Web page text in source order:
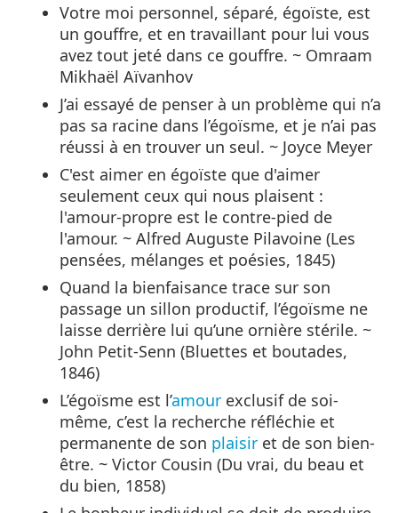
Votre moi personnel, séparé, égoïste, est
un gouffre, et en travaillant pour lui vous
avez tout jeté dans ce gouffre. ~ Omraam
Mikhaël Aïvanhov
J’ai essayé de penser à un problème qui n’a
pas sa racine dans l’égoïsme, et je n’ai pas
réussi à en trouver un seul. ~ Joyce Meyer
C'est aimer en égoïste que d'aimer
seulement ceux qui nous plaisent :
l'amour-propre est le contre-pied de
l'amour. ~ Alfred Auguste Pilavoine (Les
pensées, mélanges et poésies, 1845)
Quand la bienfaisance trace sur son
passage un sillon productif, l’égoïsme ne
laisse derrière lui qu’une ornière stérile. ~
John Petit-Senn (Bluettes et boutades,
1846)
L’égoïsme est l’amour exclusif de soi-
même, c’est la recherche réfléchie et
permanente de son plaisir et de son bien-
être. ~ Victor Cousin (Du vrai, du beau et
du bien, 1858)